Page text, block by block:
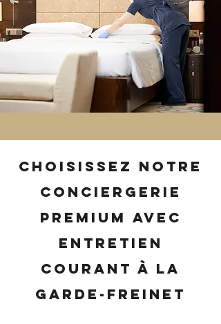
Choisissez notre
conciergerie
premium avec
entretien
courant à La
Garde-Freinet